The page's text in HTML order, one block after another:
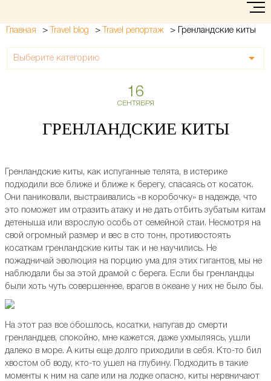
Главная > Travel blog > Travel репортаж > Гренландские киты
Выберите категорию
16
СЕНТЯБРЯ
ГРЕНЛАНДСКИЕ КИТЫ
Гренландские киты, как испуганные телята, в истерике
подходили все ближе и ближе к берегу, спасаясь от косаток.
Они паниковали, выстраивались «в коробочку» в надежде, что
это поможет им отразить атаку и не дать отбить зубатым китам
детеныша или взрослую особь от семейной стаи. Несмотря на
свой огромный размер и вес в сто тонн, противостоять
косаткам гренландские киты так и не научились. Не
пожадничай эволюция на порцию ума для этих гигантов, мы не
наблюдали бы за этой драмой с берега. Если бы гренландцы
были хоть чуть совершеннее, врагов в океане у них не было бы.
На этот раз все обошлось, косатки, напугав до смерти
гренландцев, спокойно, мне кажется, даже ухмыляясь, ушли
далеко в море. А киты еще долго приходили в себя. Кто-то бил
хвостом об воду, кто-то ушел на глубину. Подходить в такие
моменты к ним на сапе или на лодке опасно, киты нервничают